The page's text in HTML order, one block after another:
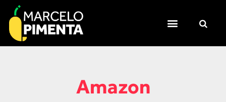
Amazon